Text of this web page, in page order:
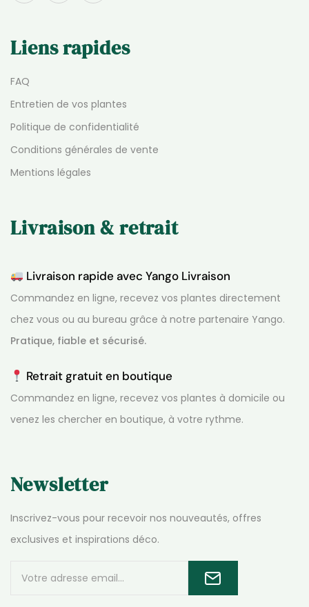
Liens rapides
FAQ
Entretien de vos plantes
Politique de confidentialité
Conditions générales de vente
Mentions légales
Livraison & retrait
Livraison rapide avec Yango Livraison
Commandez en ligne, recevez vos plantes directement
chez vous ou au bureau grâce à notre partenaire Yango.
Pratique, fiable et sécurisé.
Retrait gratuit en boutique
Commandez en ligne, recevez vos plantes à domicile ou
venez les chercher en boutique, à votre rythme.
Newsletter
Inscrivez-vous pour recevoir nos nouveautés, offres
exclusives et inspirations déco.